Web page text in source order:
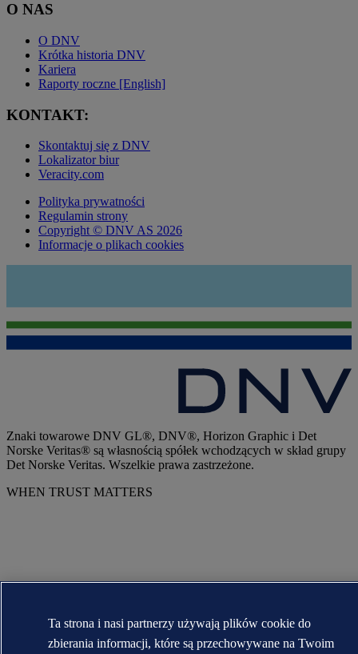
O NAS
O DNV
Krótka historia DNV
Kariera
Raporty roczne [English]
KONTAKT:
Skontaktuj się z DNV
Lokalizator biur
Veracity.com
Polityka prywatności
Regulamin strony
Copyright © DNV AS 2026
Informacje o plikach cookies
Znaki towarowe DNV GL®, DNV®, Horizon Graphic i Det
Norske Veritas® są własnością spółek wchodzących w skład grupy
Det Norske Veritas. Wszelkie prawa zastrzeżone.
WHEN TRUST MATTERS
Ta strona i nasi partnerzy używają plików cookie do
zbierania informacji, które są przechowywane na Twoim